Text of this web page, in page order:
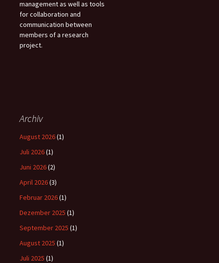
management as well as tools
for collaboration and
communication between
members of a research
project.
Archiv
August 2026(1)
Juli 2026(1)
Juni 2026(2)
April 2026(3)
Februar 2026(1)
Dezember 2025 (1)
September 2025 (1)
August 2025 (1)
Juli 2025 (1)